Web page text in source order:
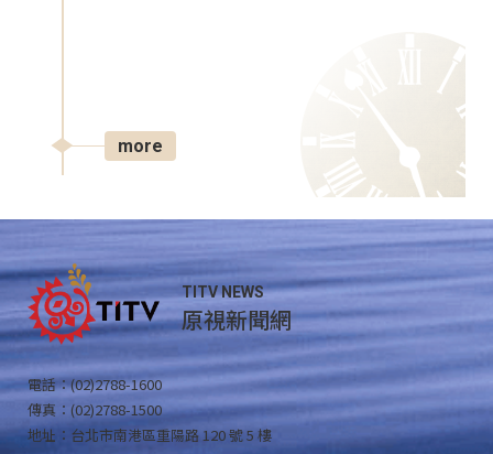
more
TITV NEWS
原視新聞網
電話：(02)2788-1600
傳真：(02)2788-1500
地址：台北市南港區重陽路 120 號 5 樓